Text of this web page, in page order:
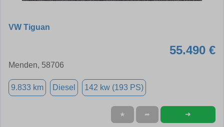
VW Tiguan
55.490 €
Menden, 58706
9.833 km Diesel 142 kw (193 PS)
★ ➦ ➜